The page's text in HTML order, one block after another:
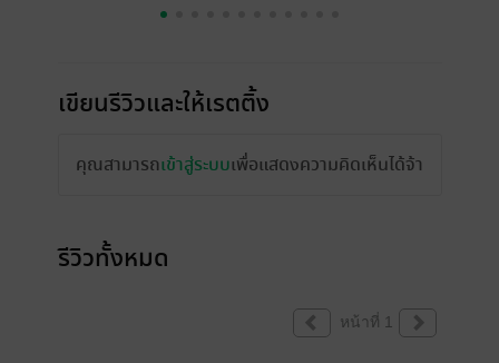
เขียนรีวิวและให้เรตติ้ง
คุณสามารถเข้าสู่ระบบเพื่อแสดงความคิดเห็นได้จ้า
รีวิวทั้งหมด
หน้าที่ 1